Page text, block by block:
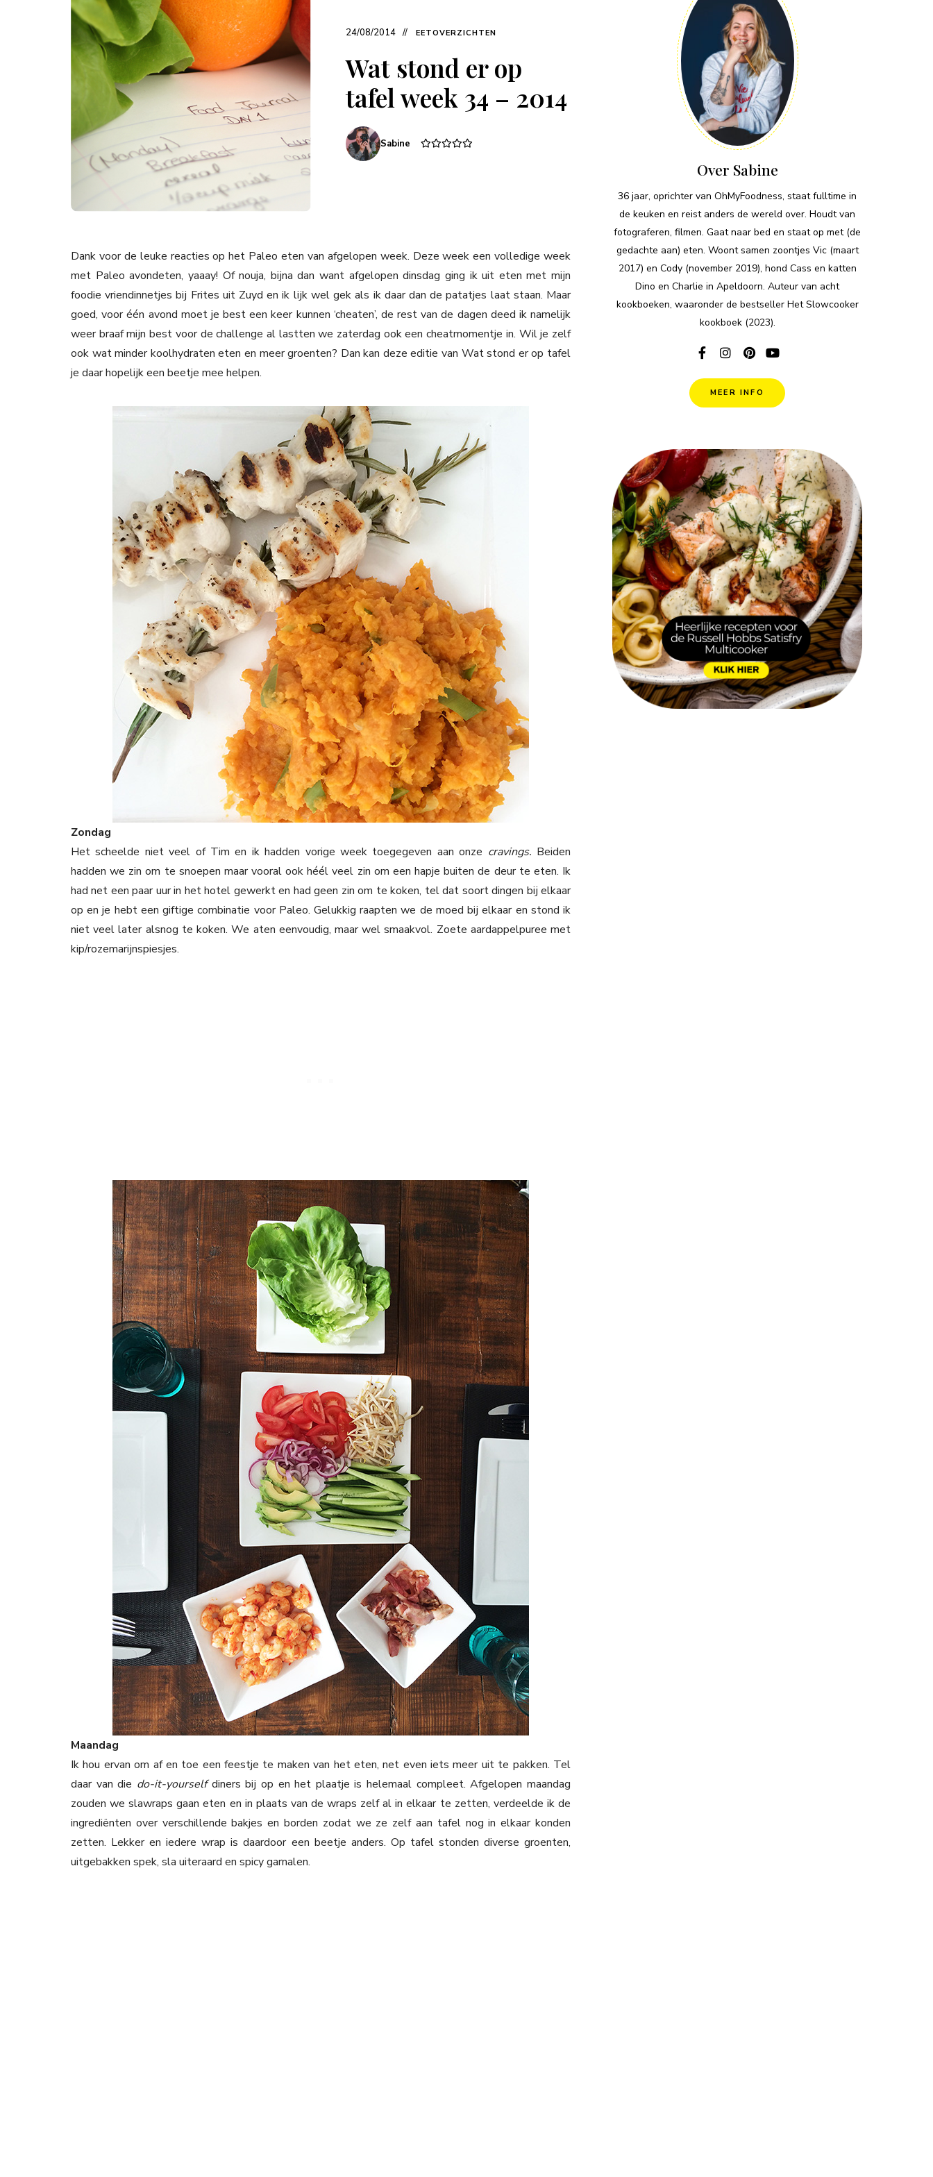
24/08/2014 EETOVERZICHTEN
Wat stond er op
tafel week 34 – 2014
Sabine
Dank voor de leuke reacties op het Paleo eten van afgelopen week. Deze week een volledige week
met Paleo avondeten, yaaay! Of nouja, bijna dan want afgelopen dinsdag ging ik uit eten met mijn
foodie vriendinnetjes bij Frites uit Zuyd en ik lijk wel gek als ik daar dan de patatjes laat staan. Maar
goed, voor één avond moet je best een keer kunnen ‘cheaten’, de rest van de dagen deed ik namelijk
weer braaf mijn best voor de challenge al lastten we zaterdag ook een cheatmomentje in. Wil je zelf
ook wat minder koolhydraten eten en meer groenten? Dan kan deze editie van Wat stond er op tafel
je daar hopelijk een beetje mee helpen.
Zondag
Het scheelde niet veel of Tim en ik hadden vorige week toegegeven aan onze cravings. Beiden
hadden we zin om te snoepen maar vooral ook héél veel zin om een hapje buiten de deur te eten. Ik
had net een paar uur in het hotel gewerkt en had geen zin om te koken, tel dat soort dingen bij elkaar
op en je hebt een giftige combinatie voor Paleo. Gelukkig raapten we de moed bij elkaar en stond ik
niet veel later alsnog te koken. We aten eenvoudig, maar wel smaakvol. Zoete aardappelpuree met
kip/rozemarijnspiesjes.
Maandag
Ik hou ervan om af en toe een feestje te maken van het eten, net even iets meer uit te pakken. Tel
daar van die do-it-yourselfdiners bij op en het plaatje is helemaal compleet. Afgelopen maandag
zouden we slawraps gaan eten en in plaats van de wraps zelf al in elkaar te zetten, verdeelde ik de
ingrediënten over verschillende bakjes en borden zodat we ze zelf aan tafel nog in elkaar konden
zetten. Lekker en iedere wrap is daardoor een beetje anders. Op tafel stonden diverse groenten,
uitgebakken spek, sla uiteraard en spicy garnalen.
Over Sabine
36 jaar, oprichter van OhMyFoodness, staat fulltime in
de keuken en reist anders de wereld over. Houdt van
fotograferen, filmen. Gaat naar bed en staat op met (de
gedachte aan) eten. Woont samen zoontjes Vic (maart
2017) en Cody (november 2019), hond Cass en katten
Dino en Charlie in Apeldoorn. Auteur van acht
kookboeken, waaronder de bestseller Het Slowcooker
kookboek (2023).
MEER INFO